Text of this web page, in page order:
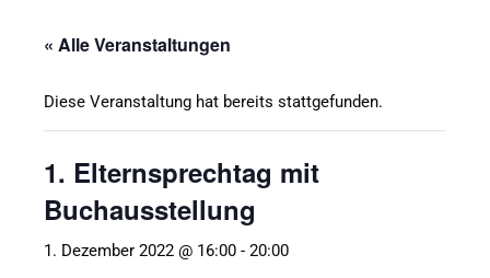
« Alle Veranstaltungen
Diese Veranstaltung hat bereits stattgefunden.
1. Elternsprechtag mit
Buchausstellung
1. Dezember 2022 @ 16:00 - 20:00